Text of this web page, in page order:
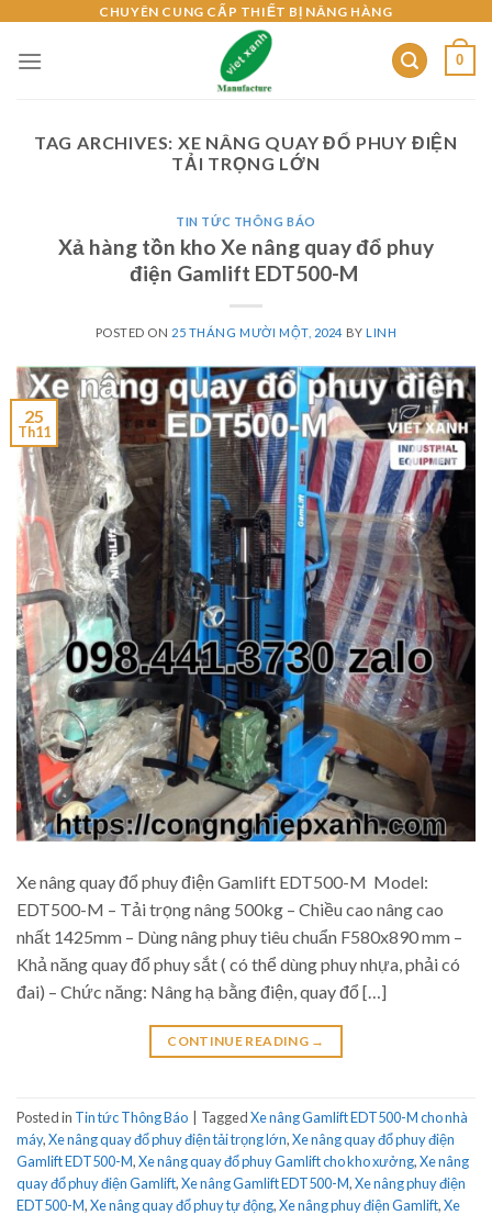
content
CHUYÊN CUNG CẤP THIẾT BỊ NÂNG HÀNG
0
TAG ARCHIVES:XE NÂNG QUAY ĐỔ PHUY ĐIỆN
TẢI TRỌNG LỚN
TIN TỨC THÔNG BÁO
Xả hàng tồn kho Xe nâng quay đổ phuy
điện Gamlift EDT500-M
POSTED ON 25 THÁNG MƯỜI MỘT, 2024 BYLINH
25
Th11
Xe nâng quay đổ phuy điện Gamlift EDT500-M Model:
EDT500-M – Tải trọng nâng 500kg – Chiều cao nâng cao
nhất 1425mm – Dùng nâng phuy tiêu chuẩn F580x890 mm –
Khả năng quay đổ phuy sắt ( có thể dùng phuy nhựa, phải có
đai) – Chức năng: Nâng hạ bằng điện, quay đổ […]
CONTINUE READING →
Posted in Tin tức Thông Báo | TaggedXe nâng Gamlift EDT500-M cho nhà
máy,Xe nâng quay đổ phuy điện tải trọng lớn,Xe nâng quay đổ phuy điện
Gamlift EDT500-M,Xe nâng quay đổ phuy Gamlift cho kho xưởng,Xe nâng
quay đổ phuy điện Gamlift,Xe nâng Gamlift EDT500-M,Xe nâng phuy điện
EDT500-M,Xe nâng quay đổ phuy tự động,Xe nâng phuy điện Gamlift,Xe